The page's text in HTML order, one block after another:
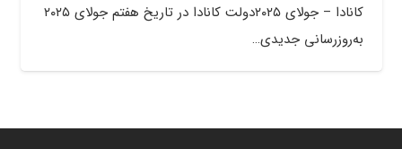
کانادا – جولای ۲۰۲۵دولت کانادا در تاریخ هفتم جولای ۲۰۲۵
به‌روزرسانی جدیدی…